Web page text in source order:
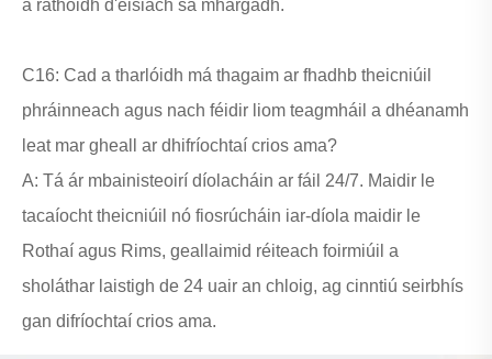
a ráthóidh d'eisiach sa mhargadh.
C16: Cad a tharlóidh má thagaim ar fhadhb theicniúil
phráinneach agus nach féidir liom teagmháil a dhéanamh
leat mar gheall ar dhifríochtaí crios ama?
A: Tá ár mbainisteoirí díolacháin ar fáil 24/7. Maidir le
tacaíocht theicniúil nó fiosrúcháin iar-díola maidir le
Rothaí agus Rims, geallaimid réiteach foirmiúil a
sholáthar laistigh de 24 uair an chloig, ag cinntiú seirbhís
gan difríochtaí crios ama.